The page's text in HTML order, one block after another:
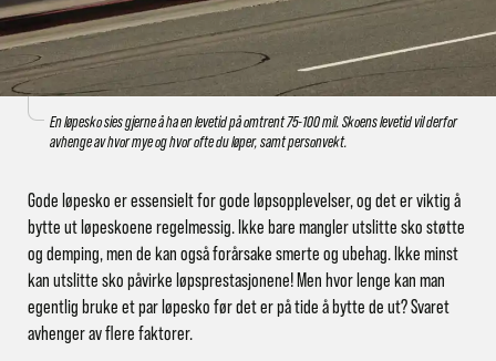
En løpesko sies gjerne å ha en levetid på omtrent 75-100 mil. Skoens levetid vil derfor
avhenge av hvor mye og hvor ofte du løper, samt personvekt.
Gode løpesko er essensielt for gode løpsopplevelser, og det er viktig å
bytte ut løpeskoene regelmessig. Ikke bare mangler utslitte sko støtte
og demping, men de kan også forårsake smerte og ubehag. Ikke minst
kan utslitte sko påvirke løpsprestasjonene! Men hvor lenge kan man
egentlig bruke et par løpesko før det er på tide å bytte de ut? Svaret
avhenger av flere faktorer.